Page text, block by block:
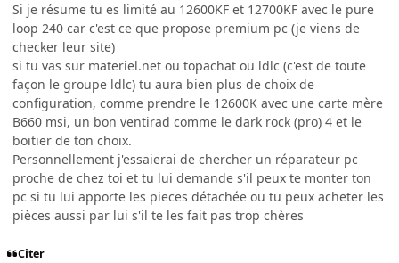
Si je résume tu es limité au 12600KF et 12700KF avec le pure
loop 240 car c'est ce que propose premium pc (je viens de
checker leur site)
si tu vas sur materiel.net ou topachat ou ldlc (c'est de toute
façon le groupe ldlc) tu aura bien plus de choix de
configuration, comme prendre le 12600K avec une carte mère
B660 msi, un bon ventirad comme le dark rock (pro) 4 et le
boitier de ton choix.
Personnellement j'essaierai de chercher un réparateur pc
proche de chez toi et tu lui demande s'il peux te monter ton
pc si tu lui apporte les pieces détachée ou tu peux acheter les
pièces aussi par lui s'il te les fait pas trop chères
Citer